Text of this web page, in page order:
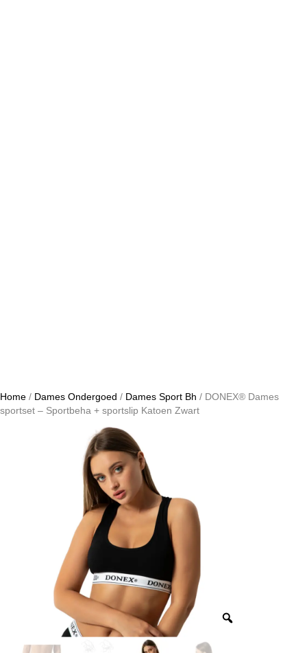
Home / Dames Ondergoed / Dames Sport Bh / DONEX® Dames
sportset – Sportbeha + sportslip Katoen Zwart